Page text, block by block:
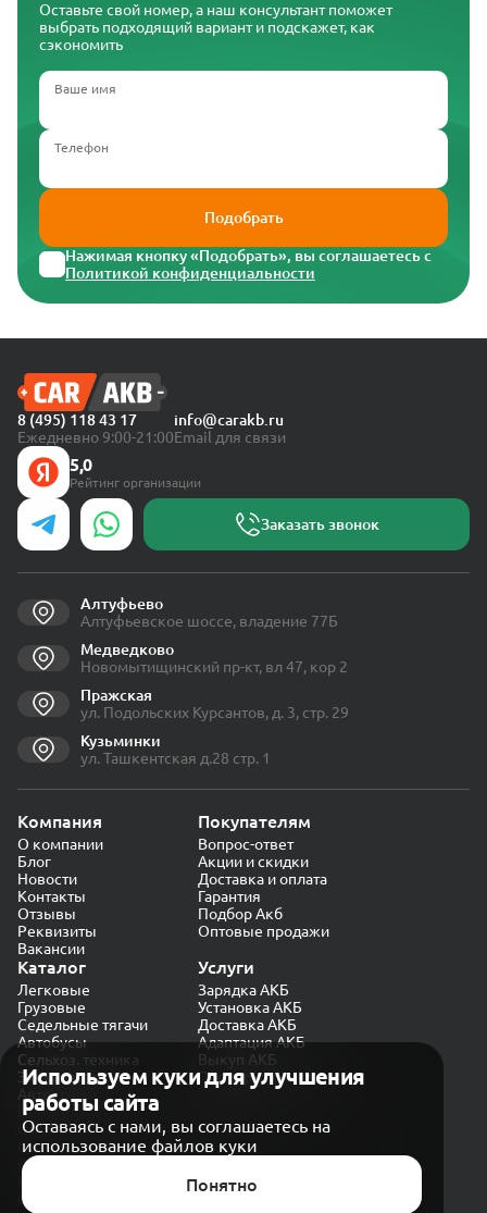
Оставьте свой номер, а наш консультант поможет
выбрать подходящий вариант и подскажет, как
сэкономить
Ваше имя
Телефон
Подобрать
Нажимая кнопку «Подобрать», вы соглашаетесь с
Политикой конфиденциальности
Используем куки для улучшения
работы сайта
Оставаясь с нами, вы соглашаетесь на
использование файлов куки
Понятно
8 (495) 118 43 17
Ежедневно 9:00-21:00
info@carakb.ru
Email для связи
5,0
Рейтинг организации
Заказать звонок
Алтуфьево
Алтуфьевское шоссе, владение 77Б
Медведково
Новомытищинский пр-кт, вл 47, кор 2
Пражская
ул. Подольских Курсантов, д. 3, стр. 29
Кузьминки
ул. Ташкентская д.28 стр. 1
Компания
О компании
Блог
Новости
Контакты
Отзывы
Реквизиты
Вакансии
Покупателям
Вопрос-ответ
Акции и скидки
Доставка и оплата
Гарантия
Подбор Акб
Оптовые продажи
Каталог
Легковые
Грузовые
Седельные тягачи
Автобусы
Сельхоз. техника
Экскаваторы
Автокраны
Услуги
Зарядка АКБ
Установка АКБ
Доставка АКБ
Адаптация АКБ
Выкуп АКБ
Проверка генератора
Политика конфиденциальности
Обработка персональных данных
Согласие на обработку в «Яндекс.Метрика»
Карта сайта
© CARAKB 2026. Все права защищены